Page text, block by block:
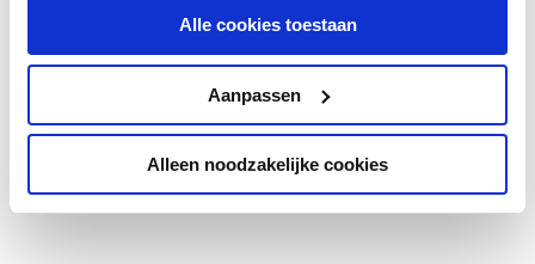
Alle cookies toestaan
Aanpassen
Alleen noodzakelijke cookies